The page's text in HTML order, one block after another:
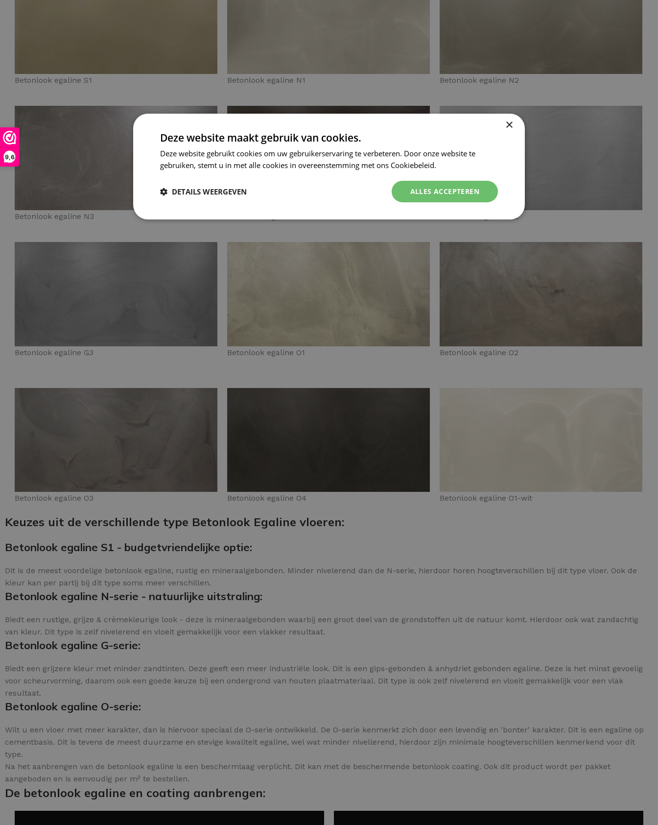
9,6
Betonlook egaline S1 Betonlook egaline N1 Betonlook egaline N2
Betonlook egaline N3 Betonlook egaline G2
Betonlook egaline G3 Betonlook egaline O1 Betonlook egaline O2
Betonlook egaline O3 Betonlook egaline O4 Betonlook egaline O1-wit
Keuzes uit de verschillende type Betonlook Egaline vloeren:
Betonlook egaline S1 - budgetvriendelijke optie:
Dit is de meest voordelige betonlook egaline, rustig en mineraalgebonden. Minder nivelerend dan de N-serie, hierdoor horen hoogteverschillen bij dit type vloer. Ook de
kleur kan per partij bij dit type soms meer verschillen.
Betonlook egaline N-serie - natuurlijke uitstraling:
Biedt een rustige, grijze & crèmekleurige look - deze is mineraalgebonden waarbij een groot deel van de grondstoffen uit de natuur komt. Hierdoor ook wat zandachtig
van kleur. Dit type is zelf nivelerend en vloeit gemakkelijk voor een vlakker resultaat.
Betonlook egaline G-serie:
Biedt een grijzere kleur met minder zandtinten. Deze geeft een meer industriële look. Dit is een gips-gebonden & anhydriet gebonden egaline. Deze is het minst gevoelig
voor scheurvorming, daarom ook een goede keuze bij een ondergrond van houten plaatmateriaal. Dit type is ook zelf nivelerend en vloeit gemakkelijk voor een vlak
resultaat.
Betonlook egaline O-serie:
Wilt u een vloer met meer karakter, dan is hiervoor speciaal de O-serie ontwikkeld. De O-serie kenmerkt zich door een levendig en 'bonter' karakter. Dit is een egaline op
cementbasis. Dit is tevens de meest duurzame en stevige kwaliteit egaline, wel wat minder nivellerend, hierdoor zijn minimale hoogteverschillen kenmerkend voor dit
type.
Na het aanbrengen van de betonlook egaline is een beschermlaag verplicht. Dit kan met de beschermende betonlook coating. Ook dit product wordt per pakket
aangeboden en is eenvoudig per m² te bestellen.
De betonlook egaline en coating aanbrengen:
×
Deze website maakt gebruik van cookies.
Deze website gebruikt cookies om uw gebruikerservaring te verbeteren. Door onze website te
gebruiken, stemt u in met alle cookies in overeenstemming met ons Cookiebeleid.
ALLES ACCEPTEREN
DETAILS WEERGEVEN